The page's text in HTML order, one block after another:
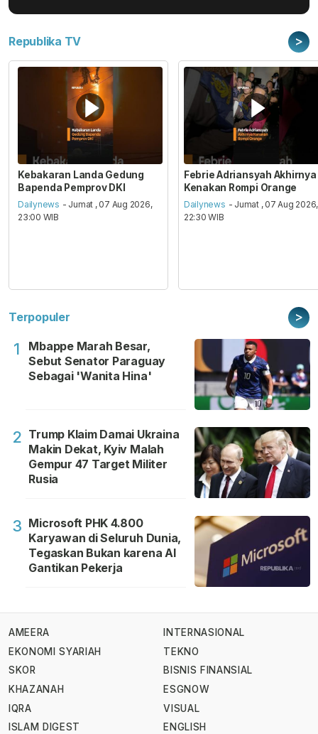
Republika TV >
Kebakaran Landa Gedung
Bapenda Pemprov DKI
Dailynews - Jumat , 07 Aug 2026,
23:00 WIB
Febrie Adriansyah Akhirnya
Kenakan Rompi Orange
Dailynews - Jumat , 07 Aug 2026,
22:30 WIB
Terpopuler >
1
Mbappe Marah Besar,
Sebut Senator Paraguay
Sebagai 'Wanita Hina'
2 Trump Klaim Damai Ukraina
Makin Dekat, Kyiv Malah
Gempur 47 Target Militer
Rusia
3 Microsoft PHK 4.800
Karyawan di Seluruh Dunia,
Tegaskan Bukan karena AI
Gantikan Pekerja
AMEERA
EKONOMI SYARIAH
SKOR
KHAZANAH
IQRA
ISLAM DIGEST
INTERNASIONAL
TEKNO
BISNIS FINANSIAL
ESGNOW
VISUAL
ENGLISH